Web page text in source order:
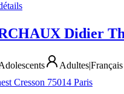
Didier
Adultes|Français
Cresson 75014 Paris